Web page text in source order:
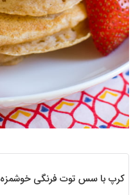
کرپ با سس توت فرنگی خوشمزه